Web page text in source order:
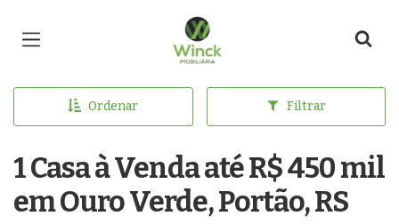
Página inicial
Ordenar Filtrar
1 Casa à Venda até R$ 450 mil
em Ouro Verde, Portão, RS